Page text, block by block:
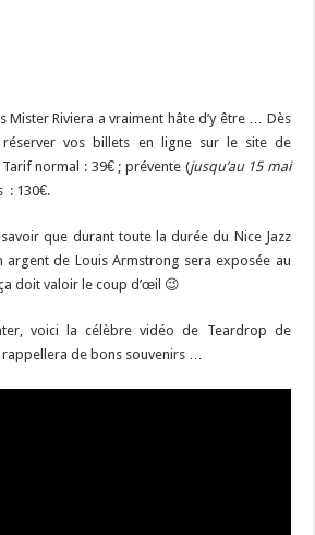
Mister Riviera a vraiment hâte d’y être … Dès
réserver vos billets en ligne sur le site de
Tarif normal : 39€ ; prévente (jusqu’au 15 mai
: 130€.
que durant toute la durée du Nice Jazz
argent de Louis Armstrong sera exposée au
doit valoir le coup d’œil 😉
voici la célèbre vidéo de Teardrop de
rappellera de bons souvenirs …